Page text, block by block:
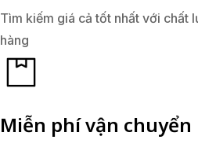
Tìm kiếm giá cả tốt nhất với chất
hàng
Miễn phí vận chuyển